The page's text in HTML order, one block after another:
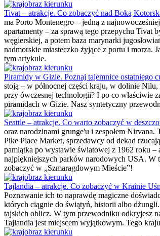
Tivat – atrakcje. Co zobaczyć nad Boką
ma Porto Montenegro – jedną z
apartamenty – za sprawą tego przepychu Tivat
węgierskiej, a potem baza marynarki
nadmorskie miasteczko żyjące z portu i morza.
tym artykule.
Piramidy w Gizie. Poznaj tajemnice ostatniego
stoją – w północnej części kraju, w dolinie
przy ówczesnej technologii? I po co właściwie
piramidach w Gizie. Nasz syntetyczny
Seattle – atrakcje. Co warto zobaczyć w
oraz narodzinami grunge'u i zespołem
Pike Place Market, sprzedawcy od dekad
pamiątka po wystawie światowej z 1962 roku –
najpiękniejszych parków narodowych USA. W
zobaczyć w „Szmaragdowym Mieście”!
Tajlandia – atrakcje. Co zobaczyć w Krainie
Poznawanie ich to naprawdę magiczne
których ciągnie do świątyń, historii albo
tajskich oblicz. W tym przewodniku odkryjesz
Tajlandia jest miejscem wyjątkowym. Tego